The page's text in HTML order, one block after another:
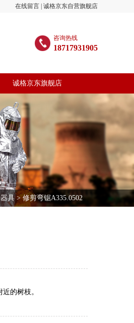
在线留言 诚格京东自营旗舰店
咨询热线
18717931905
诚格京东旗舰店
具> 修剪弯锯A335.0502
的树枝。